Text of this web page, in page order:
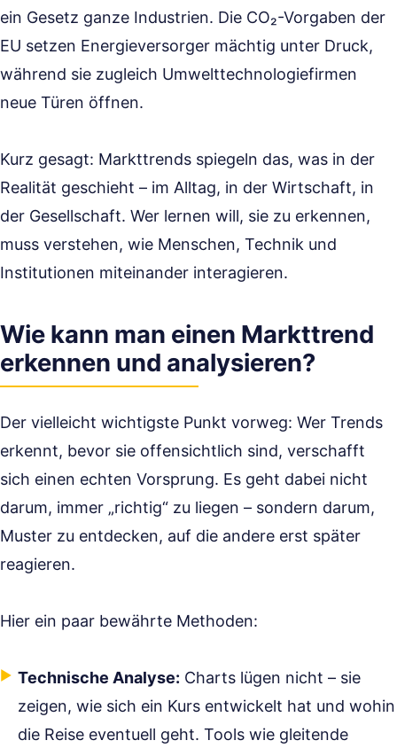
ein Gesetz ganze Industrien. Die CO₂-Vorgaben der
EU setzen Energieversorger mächtig unter Druck,
während sie zugleich Umwelttechnologiefirmen
neue Türen öffnen.
Kurz gesagt: Markttrends spiegeln das, was in der
Realität geschieht – im Alltag, in der Wirtschaft, in
der Gesellschaft. Wer lernen will, sie zu erkennen,
muss verstehen, wie Menschen, Technik und
Institutionen miteinander interagieren.
Wie kann man einen Markttrend
erkennen und analysieren?
Der vielleicht wichtigste Punkt vorweg: Wer Trends
erkennt, bevor sie offensichtlich sind, verschafft
sich einen echten Vorsprung. Es geht dabei nicht
darum, immer „richtig“ zu liegen – sondern darum,
Muster zu entdecken, auf die andere erst später
reagieren.
Hier ein paar bewährte Methoden:
Technische Analyse: Charts lügen nicht – sie
zeigen, wie sich ein Kurs entwickelt hat und wohin
die Reise eventuell geht. Tools wie gleitende